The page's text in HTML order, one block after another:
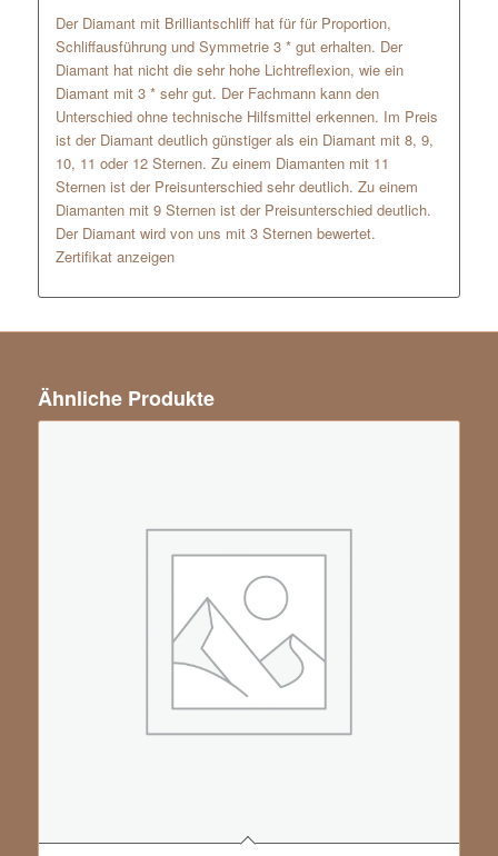
Der Diamant mit Brilliantschliff hat für für Proportion,
Schliffausführung und Symmetrie 3 * gut erhalten. Der
Diamant hat nicht die sehr hohe Lichtreflexion, wie ein
Diamant mit 3 * sehr gut. Der Fachmann kann den
Unterschied ohne technische Hilfsmittel erkennen. Im Preis
ist der Diamant deutlich günstiger als ein Diamant mit 8, 9,
10, 11 oder 12 Sternen. Zu einem Diamanten mit 11
Sternen ist der Preisunterschied sehr deutlich. Zu einem
Diamanten mit 9 Sternen ist der Preisunterschied deutlich.
Der Diamant wird von uns mit 3 Sternen bewertet.
Zertifikat anzeigen
Ähnliche Produkte